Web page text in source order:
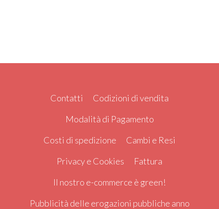
Contatti
Codizioni di vendita
Modalità di Pagamento
Costi di spedizione
Cambi e Resi
Privacy e Cookies
Fattura
Il nostro e-commerce è green!
Pubblicità delle erogazioni pubbliche anno